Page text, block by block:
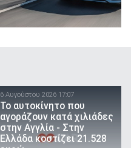
6 Αυγούστου 2026 17:07
To αυτοκίνητο που
αγοράζουν κατά χιλιάδες
στην Αγγλία - Στην
Ελλάδα κοστίζει 21.528